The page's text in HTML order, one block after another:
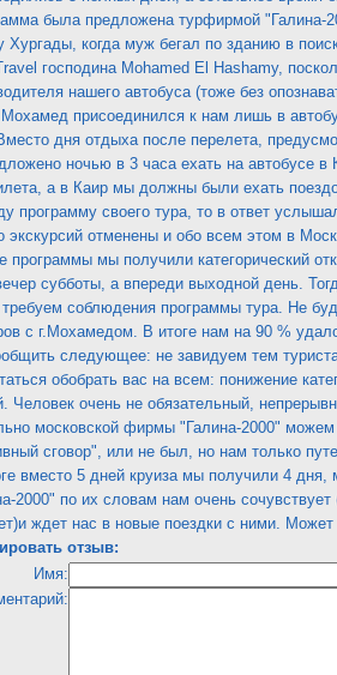
была предложена турфирмой
Хургады, когда муж бегал по зданию в
господина Mohamed El Hashamy,
нашего автобуса (тоже без
Мохамед присоединился к нам лишь в
дня отдыха после перелета,
ночью в 3 часа ехать на автобусе
а в Каир мы должны были ехать
программу своего тура, то в ответ
экскурсий отменены и обо всем этом в
программы мы получили категорический
субботы, а впереди выходной день.
соблюдения программы тура. Не
с г.Мохамедом. В итоге нам на 90 %
следующее: не завидуем тем
обобрать вас на всем: понижение
Человек очень не обязательный,
московской фирмы "Галина-2000"
сговор", или не был, но нам только
вместо 5 дней круиза мы получили 4
2000" по их словам нам очень
ждет нас в новые поездки с ними.
отзыв:
Имя: